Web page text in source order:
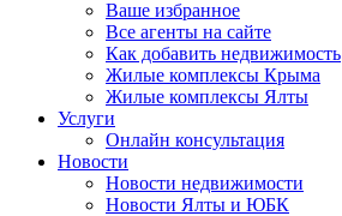
Ваше избранное
Все агенты на сайте
Как добавить недвижимость
Жилые комплексы Крыма
Жилые комплексы Ялты
Услуги
Онлайн консультация
Новости
Новости недвижимости
Новости Ялты и ЮБК